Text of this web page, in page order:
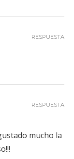
RESPUESTA
mucho la
RESPUESTA